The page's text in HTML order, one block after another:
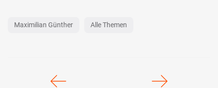
Maximilian Günther Alle Themen